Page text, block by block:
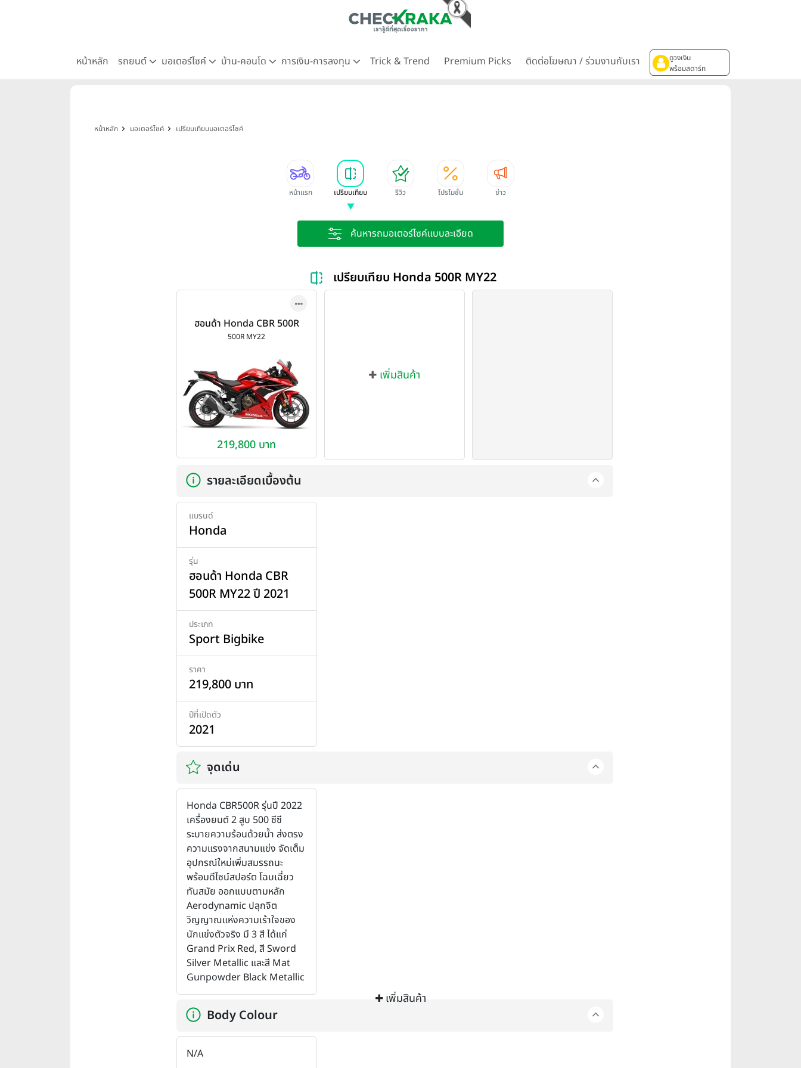
หน้าหลัก รถยนต์ มอเตอร์ไซค์ บ้าน-คอนโด การเงิน-การลงทุน Trick & Trend Premium Picks ติดต่อโฆษณา / ร่วมงานกับเรา
ดูวงเงิน
พร้อมสตาร์ท
หน้าหลัก มอเตอร์ไซค์ เปรียบเทียบมอเตอร์ไซค์
หน้าแรก เปรียบเทียบ รีวิว โปรโมชั่น ข่าว
ค้นหารถมอเตอร์ไซค์แบบละเอียด
เปรียบเทียบ Honda 500R MY22
ฮอนด้า Honda CBR 500R
MY22 ปี 2021
500R MY22
219,800 บาท
เพิ่มสินค้า
เพิ่มสินค้า
รายละเอียดเบื้องต้น
แบรนด์
Honda
รุ่น
ฮอนด้า Honda CBR
500R MY22 ปี 2021
ประเภท
Sport Bigbike
ราคา
219,800 บาท
ปีที่เปิดตัว
2021
จุดเด่น
Honda CBR500R รุ่นปี 2022
เครื่องยนต์ 2 สูบ 500 ซีซี
ระบายความร้อนด้วยน้ำ ส่งตรง
ความแรงจากสนามแข่ง จัดเต็ม
อุปกรณ์ใหม่เพิ่มสมรรถนะ
พร้อมดีไซน์สปอร์ต โฉบเฉี่ยว
ทันสมัย ออกแบบตามหลัก
Aerodynamic ปลุกจิต
วิญญาณแห่งความเร้าใจของ
นักแข่งตัวจริง มี 3 สี ได้แก่
Grand Prix Red, สี Sword
Silver Metallic และสี Mat
Gunpowder Black Metallic
Body Colour
N/A